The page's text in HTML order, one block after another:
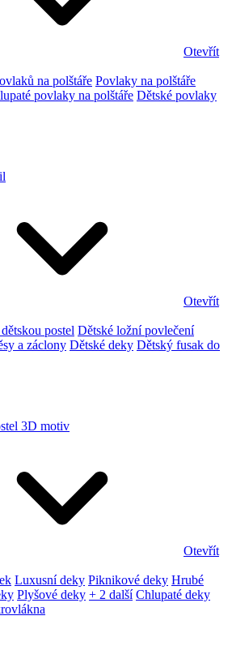
Otevřít
na polštáře Povlaky na polštáře
povlaky na polštáře Dětské povlaky
Otevřít
postel Dětské ložní povlečení
a záclony Dětské deky Dětský fusak do
3D motiv
Otevřít
Luxusní deky Piknikové deky Hrubé
Plyšové deky + 2 další Chlupaté deky